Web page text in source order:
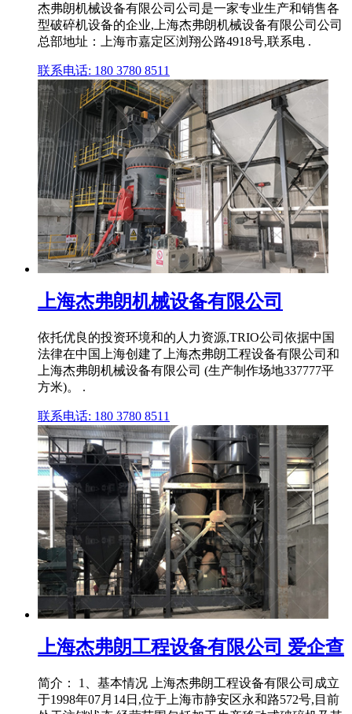
杰弗朗机械设备有限公司公司是一家专业生产和销售各
型破碎机设备的企业,上海杰弗朗机械设备有限公司公司
总部地址：上海市嘉定区浏翔公路4918号,联系电 .
联系电话: 180 3780 8511
上海杰弗朗机械设备有限公司
依托优良的投资环境和的人力资源,TRIO公司依据中国
法律在中国上海创建了上海杰弗朗工程设备有限公司和
上海杰弗朗机械设备有限公司 (生产制作场地337777平
方米)。 .
联系电话: 180 3780 8511
上海杰弗朗工程设备有限公司 爱企查
简介： 1、基本情况 上海杰弗朗工程设备有限公司成立
于1998年07月14日,位于上海市静安区永和路572号,目前